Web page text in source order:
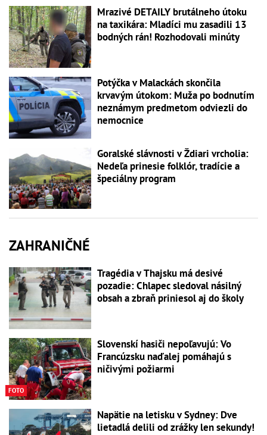
Mrazivé DETAILY brutálneho útoku
na taxikára: Mladíci mu zasadili 13
bodných rán! Rozhodovali minúty
Potýčka v Malackách skončila
krvavým útokom: Muža po bodnutím
neznámym predmetom odviezli do
nemocnice
Goralské slávnosti v Ždiari vrcholia:
Nedeľa prinesie folklór, tradície a
špeciálny program
ZAHRANIČNÉ
Tragédia v Thajsku má desivé
pozadie: Chlapec sledoval násilný
obsah a zbraň priniesol aj do školy
FOTO
Slovenskí hasiči nepoľavujú: Vo
Francúzsku naďalej pomáhajú s
ničivými požiarmi
Napätie na letisku v Sydney: Dve
lietadlá delili od zrážky len sekundy!